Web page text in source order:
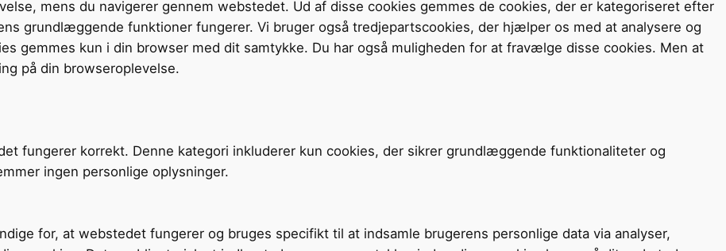
mens du navigerer gennem webstedet. Ud af disse cookies gemmes de cookies, der er kategoriseret efter
grundlæggende funktioner fungerer. Vi bruger også tredjepartscookies, der hjælper os med at analysere og
gemmes kun i din browser med dit samtykke. Du har også muligheden for at fravælge disse cookies. Men at
på din browseroplevelse.
fungerer korrekt. Denne kategori inkluderer kun cookies, der sikrer grundlæggende funktionaliteter og
ingen personlige oplysninger.
for, at webstedet fungerer og bruges specifikt til at indsamle brugerens personlige data via analyser,